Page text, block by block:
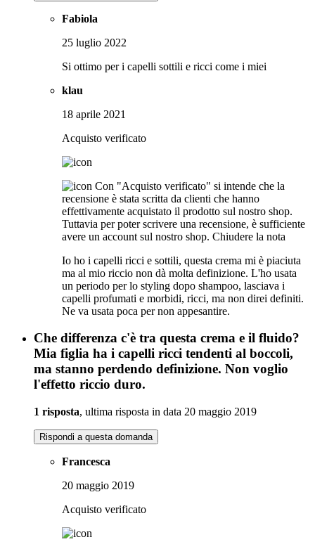
Fabiola
25 luglio 2022
Si ottimo per i capelli sottili e ricci come i miei
klau
18 aprile 2021
Acquisto verificato
Con "Acquisto verificato" si intende che la
recensione è stata scritta da clienti che hanno
effettivamente acquistato il prodotto sul nostro shop.
Tuttavia per poter scrivere una recensione, è sufficiente
avere un account sul nostro shop. Chiudere la nota
Io ho i capelli ricci e sottili, questa crema mi è piaciuta
ma al mio riccio non dà molta definizione. L'ho usata
un periodo per lo styling dopo shampoo, lasciava i
capelli profumati e morbidi, ricci, ma non direi definiti.
Ne va usata poca per non appesantire.
Che differenza c'è tra questa crema e il fluido?
Mia figlia ha i capelli ricci tendenti al boccoli,
ma stanno perdendo definizione. Non voglio
l'effetto riccio duro.
1 risposta, ultima risposta in data 20 maggio 2019
Rispondi a questa domanda
Francesca
20 maggio 2019
Acquisto verificato